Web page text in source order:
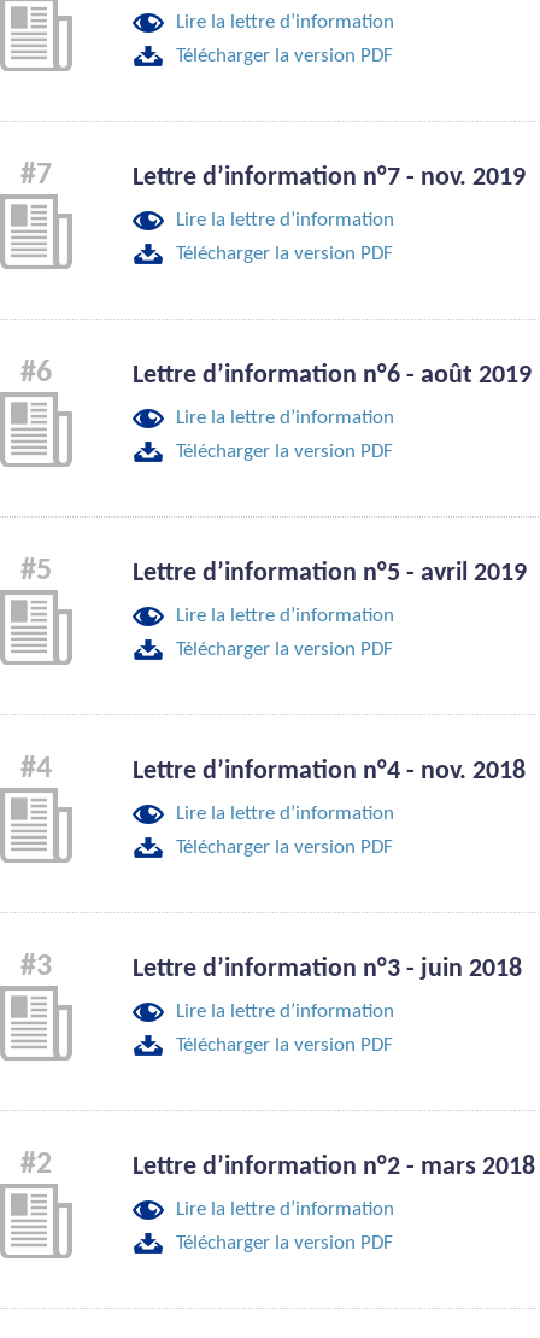
Lire la lettre d’information
Télécharger la version PDF
#7 Lettre d’information n°7 - nov. 2019
Lire la lettre d’information
Télécharger la version PDF
#6 Lettre d’information n°6 - août 2019
Lire la lettre d’information
Télécharger la version PDF
#5 Lettre d’information n°5 - avril 2019
Lire la lettre d’information
Télécharger la version PDF
#4 Lettre d’information n°4 - nov. 2018
Lire la lettre d’information
Télécharger la version PDF
#3 Lettre d’information n°3 - juin 2018
Lire la lettre d’information
Télécharger la version PDF
#2 Lettre d’information n°2 - mars 2018
Lire la lettre d’information
Télécharger la version PDF